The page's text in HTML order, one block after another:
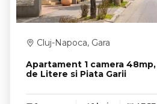
Apartament 1 camera
de Litere si Piata Garii
Cluj-Napoca, Gara